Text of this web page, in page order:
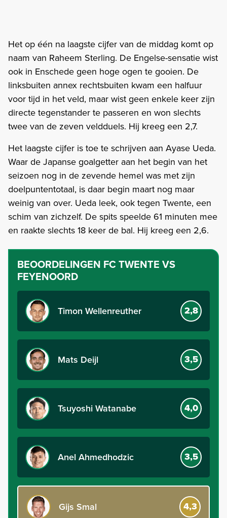
Het op één na laagste cijfer van de middag komt op
naam van Raheem Sterling. De Engelse-sensatie wist
ook in Enschede geen hoge ogen te gooien. De
linksbuiten annex rechtsbuiten kwam een halfuur
voor tijd in het veld, maar wist geen enkele keer zijn
directe tegenstander te passeren en won slechts
twee van de zeven veldduels. Hij kreeg een 2,7.
Het laagste cijfer is toe te schrijven aan Ayase Ueda.
Waar de Japanse goalgetter aan het begin van het
seizoen nog in de zevende hemel was met zijn
doelpuntentotaal, is daar begin maart nog maar
weinig van over. Ueda leek, ook tegen Twente, een
schim van zichzelf. De spits speelde 61 minuten mee
en raakte slechts 18 keer de bal. Hij kreeg een 2,6.
BEOORDELINGEN FC TWENTE VS
FEYENOORD
Timon Wellenreuther 2,8
Mats Deijl 3,5
Tsuyoshi Watanabe 4,0
Anel Ahmedhodzic 3,5
Gijs Smal 4,3